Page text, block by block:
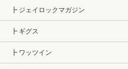
┣ ジェイロックマガジン
┣ ギグス
┣ ワッツイン